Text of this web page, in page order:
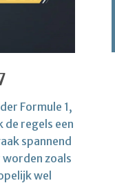
Formule 1,
de regels een
spannend
worden zoals
wel